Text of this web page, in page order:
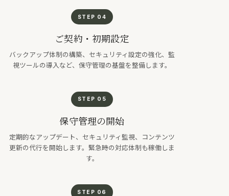
STEP 04
ご契約・初期設定
バックアップ体制の構築、セキュリティ設定の強化、監
視ツールの導入など、保守管理の基盤を整備します。
STEP 05
保守管理の開始
定期的なアップデート、セキュリティ監視、コンテンツ
更新の代行を開始します。緊急時の対応体制も稼働しま
す。
STEP 06